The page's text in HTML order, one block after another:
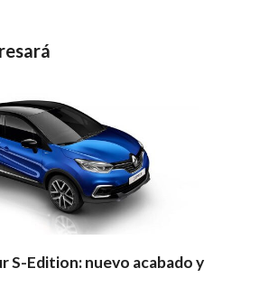
S-Edition: nuevo acabado y